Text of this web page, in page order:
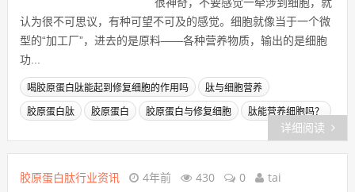
认为很不可思议，有种可望不可及的感觉。细胞就像当于一个微
型的“加工厂”，进去的是原料——各种营养物质，输出的是细胞
功...
喝胶原蛋白肽能起到修复细胞的作用吗 肽与细胞营养
胶原蛋白肽 胶原蛋白 胶原蛋白与修复细胞 肽能营养细胞吗？
详细阅读
胶原蛋白肽行业资讯 4年前 430 0 tai